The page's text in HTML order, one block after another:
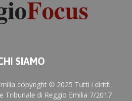
SIAMO
copyright © 2025 Tutti i diritti
Tribunale di Reggio Emilia 7/2017